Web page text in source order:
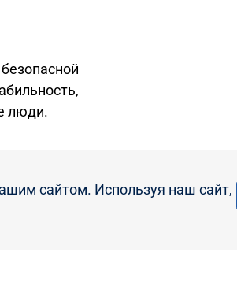
люди.
сайтом. Используя наш сайт,